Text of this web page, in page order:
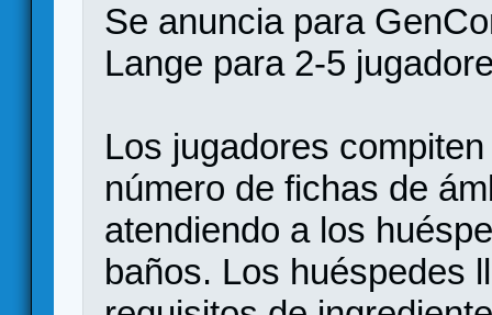
Se anuncia para
Lange para 2-5
Los jugadores
número de fichas de
atendiendo a los
baños. Los huéspedes